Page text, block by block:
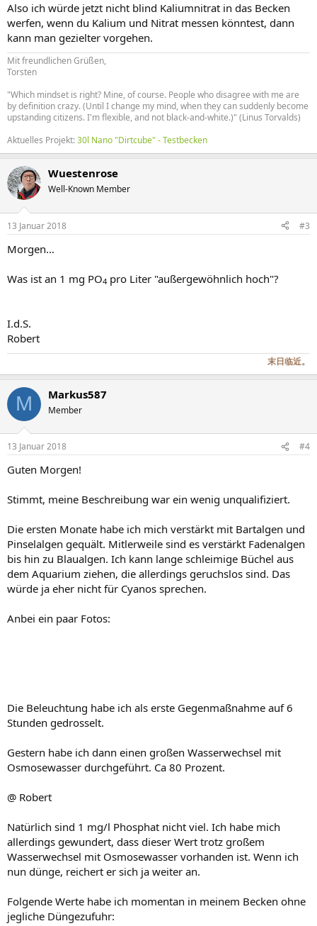
Also ich würde jetzt nicht blind Kaliumnitrat in das Becken
werfen, wenn du Kalium und Nitrat messen könntest, dann
kann man gezielter vorgehen.
Mit freundlichen Grüßen,
Torsten
"Which mindset is right? Mine, of course. People who disagree with me are
by definition crazy. (Until I change my mind, when they can suddenly become
upstanding citizens. I'm flexible, and not black-and-white.)" (Linus Torvalds)
Aktuelles Projekt:30l Nano "Dirtcube" - Testbecken
Wuestenrose
Well-Known Member
13 Januar 2018 #3
Morgen…
Was ist an 1 mg PO4 pro Liter "außergewöhnlich hoch"?
I.d.S.
Robert
末日临近。
M Markus587
Member
13 Januar 2018 #4
Guten Morgen!
Stimmt, meine Beschreibung war ein wenig unqualifiziert.
Die ersten Monate habe ich mich verstärkt mit Bartalgen und
Pinselalgen gequält. Mitlerweile sind es verstärkt Fadenalgen
bis hin zu Blaualgen. Ich kann lange schleimige Büchel aus
dem Aquarium ziehen, die allerdings geruchslos sind. Das
würde ja eher nicht für Cyanos sprechen.
Anbei ein paar Fotos:
Die Beleuchtung habe ich als erste Gegenmaßnahme auf 6
Stunden gedrosselt.
Gestern habe ich dann einen großen Wasserwechsel mit
Osmosewasser durchgeführt. Ca 80 Prozent.
@ Robert
Natürlich sind 1 mg/l Phosphat nicht viel. Ich habe mich
allerdings gewundert, dass dieser Wert trotz großem
Wasserwechsel mit Osmosewasser vorhanden ist. Wenn ich
nun dünge, reichert er sich ja weiter an.
Folgende Werte habe ich momentan in meinem Becken ohne
jegliche Düngezufuhr: